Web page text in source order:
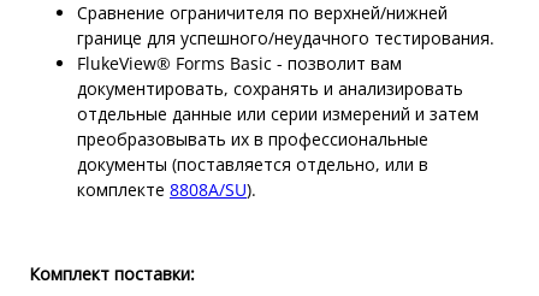
Сравнение ограничителя по верхней/нижней
границе для успешного/неудачного тестирования.
FlukeView® Forms Basic - позволит вам
документировать, сохранять и анализировать
отдельные данные или серии измерений и затем
преобразовывать их в профессиональные
документы (поставляется отдельно, или в
комплекте 8808A/SU).
Комплект поставки: